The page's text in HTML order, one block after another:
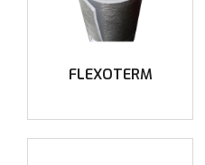
FLEXOTERM